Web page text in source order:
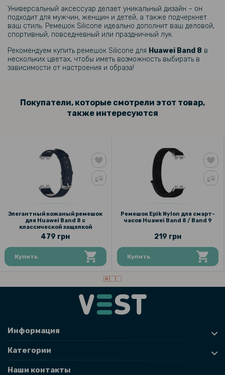
Кожаный чехол - накладка CODE Tactile Experience для Oppo Reno8
T 4G
297 грн
349 грн
212 грн
127 грн
149 грн
159 грн
Защитное стекло Super Full HD Tempered Glass для Samsung
111 грн
139 грн
Защитное стекло Full Screen Tempered Glass 2.5D для Motorola
Moto G04 / G04s / E14, Black
Универсальный аксессуар делает уникальный дизайн – он
подходит для мужчин, женщин и детей, а также подчеркнет
ваш стиль. Ремешок Silicone идеально дополнит ваш деловой,
спортивный, повседневный или праздничный лук.
Рекомендуем купить ремешок Silicone для Huawei Band 8 в
нескольких цветах, чтобы иметь возможность выбирать в
зависимости от настроения и образа!
Покупатели, которые смотрели этот товар,
также интересуются
Элегантный кожаный ремешок
для Huawei Band 8 с
классической защелкой
479 грн
Купить
Ремешок Epik Nylon для смарт-
часов Huawei Band 8 / Band 9
219 грн
Купить
Информация
Категории
Наши контакты